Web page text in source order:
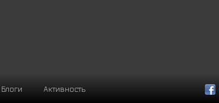
Блоги Активность